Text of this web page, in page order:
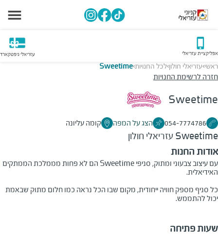
אפליקציית עזריאלי עזריאלי גיפטקארד
ראשי>עזריאלי חולון>לכל החנויות>
Sweetime
חזרה לרשימת החנויות
Sweetime
054-7774786 הצג על המפה קומה עליונה
Sweetime עזריאלי חולון
אודות החנות
עם עיצוב צבעוני ומתוק, סניפי Sweetime הם לא פחות מממלכת הממתקים
האידיאלית.
כל סניף מספק חוויה ייחודית, מקום שבו הכל נראה כמו חלום מתוק שבאמת
יכול להתממש.
שעות פתיחה